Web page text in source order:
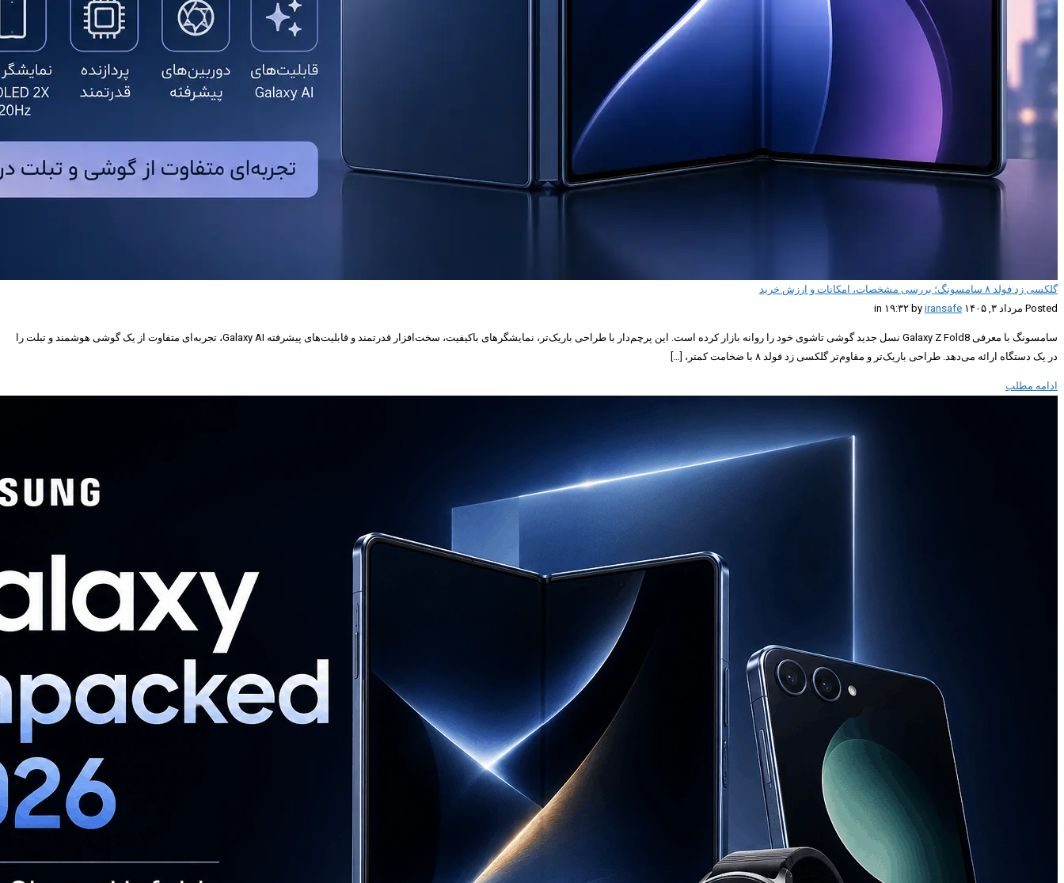
گلکسی زد فولد ۸ سامسونگ؛ بررسی مشخصات، امکانات و ارزش خرید
Posted مرداد ۳, ۱۴۰۵ in ۱۹:۳۲ by
iransafe
سامسونگ با معرفی Galaxy Z Fold8 نسل جدید گوشی تاشوی خود را روانه بازار کرده است. این پرچم‌دار با طراحی باریک‌تر، نمایشگرهای باکیفیت، سخت‌افزار قدرتمند و قابلیت‌های پیشرفته Galaxy AI، تجربه‌ای متفاوت از یک گوشی هوشمند و تبلت را
در یک دستگاه ارائه می‌دهد. طراحی باریک‌تر و مقاوم‌تر گلکسی زد فولد ۸ با ضخامت کمتر، […]
ادامه مطلب